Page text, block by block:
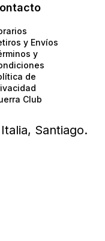
y Envíos
y
de
Club
Santiago.